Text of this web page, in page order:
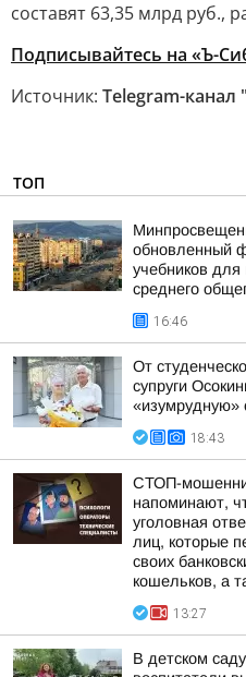
составят 63,35 млрд руб.,
Подписывайтесь на «Ъ-
Источник: Telegram-
ТОП
обновленный
учебников для
среднего
16:46
От
супруги
«изумрудную»
18:43
СТОП-
напоминают,
уголовная
лиц, которые
своих
кошельков, а
13:27
В детском